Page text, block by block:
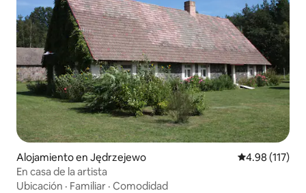
Alojamiento en Jędrzejewo Calificación
4.98 (117)
En casa de la artista
Ubicación · Familiar · Comodidad